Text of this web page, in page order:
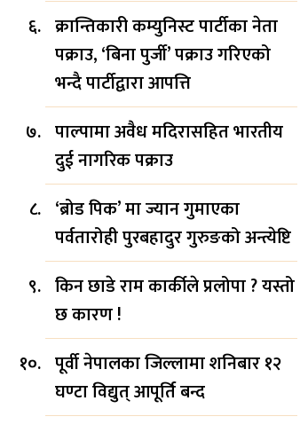
क्रान्तिकारी कम्युनिस्ट पार्टीका नेता
पक्राउ, ‘बिना पुर्जी’ पक्राउ गरिएको
भन्दै पार्टीद्वारा आपत्ति
पाल्पामा अवैध मदिरासहित भारतीय
दुई नागरिक पक्राउ
‘ब्रोड पिक’ मा ज्यान गुमाएका
पर्वतारोही पुरबहादुर गुरुङको अन्त्येष्टि
किन छाडे राम कार्कीले प्रलोपा ? यस्तो
छ कारण !
पूर्वी नेपालका जिल्लामा शनिबार १२
घण्टा विद्युत् आपूर्ति बन्द